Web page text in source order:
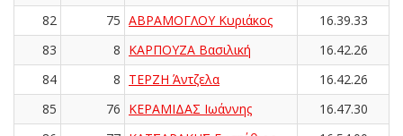
82
75 ΑΒΡΑΜΟΓΛΟΥ Κυριάκος
16.39.33
83
8 ΚΑΡΠΟΥΖΑ Βασιλική
16.42.26
84
8 ΤΕΡΖΗ Άντζελα
16.42.26
85
76 ΚΕΡΑΜΙΔΑΣ Ιωάννης
16.47.30